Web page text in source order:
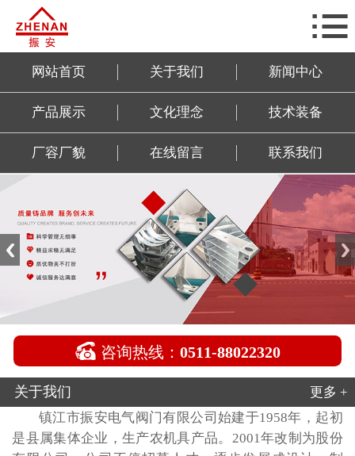
文化理念
技术装备
厂容厂貌

网站首页 关于我们 新闻中心
产品展示 文化理念 技术装备
厂容厂貌 在线留言 联系我们
 咨询热线： 0511-88022320
关于我们
更多 +
镇江市振安电气阀门有限公司始建于1958年，起初
是县属集体企业，生产农机具产品。2001年改制为股份